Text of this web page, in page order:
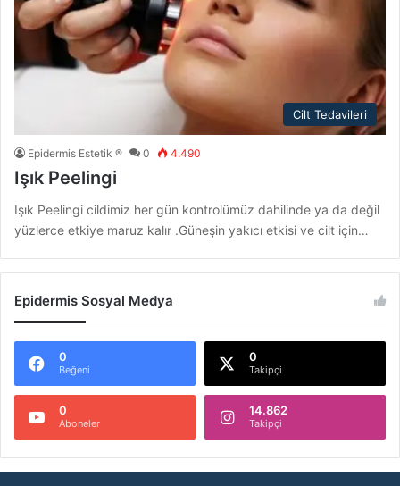
Cilt Tedavileri
Epidermis Estetik ® 0 4.490
Işık Peelingi
Işık Peelingi cildimiz her gün kontrolümüz dahilinde ya da değil
yüzlerce etkiye maruz kalır .Güneşin yakıcı etkisi ve cilt için…
Epidermis Sosyal Medya
0
Beğeni
0
Takipçi
0
Aboneler
14.862
Takipçi